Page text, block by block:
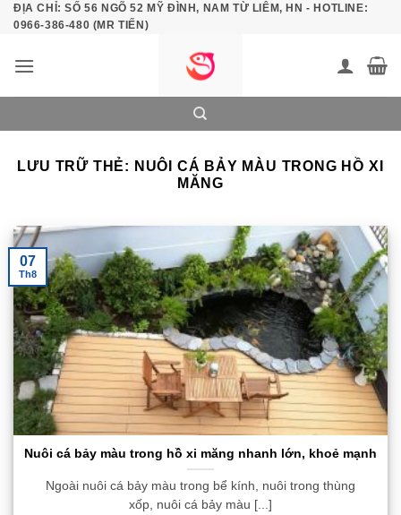
Bỏ
qua
dung
ĐỊA CHỈ: SỐ 56 NGÕ 52 MỸ ĐÌNH, NAM TỪ LIÊM, HN - HOTLINE:
0966-386-480 (MR TIẾN)
LƯU TRỮ THẺ: NUÔI CÁ BẢY MÀU TRONG HỒ XI
MĂNG
Nuôi cá bảy màu trong hồ xi măng nhanh lớn, khoẻ mạnh
Ngoài nuôi cá bảy màu trong bể kính, nuôi trong thùng
xốp, nuôi cá bảy màu [...]
07
Th8